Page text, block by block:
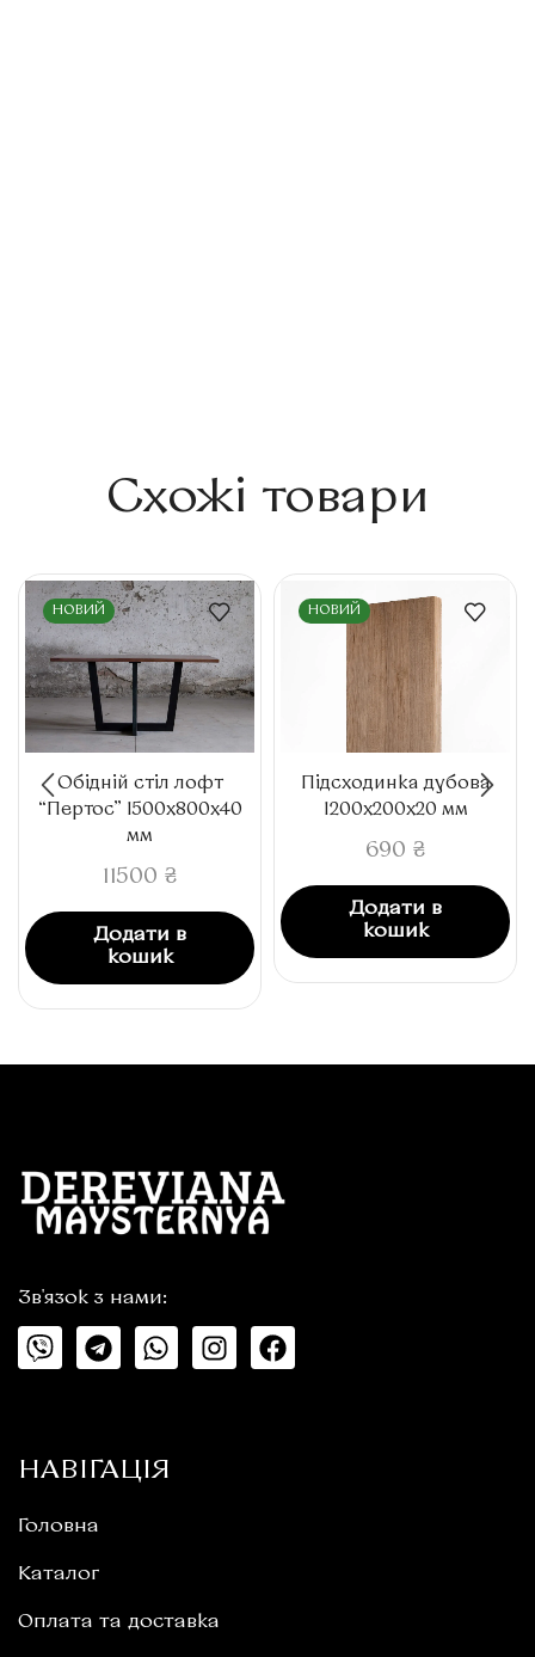
Схожі товари
НОВИЙ
Обідній стіл лофт
“Пертос” 1500x800x40
мм
11500 ₴
Додати в
кошик
НОВИЙ
Підсходинка дубова
1200x200x20 мм
690 ₴
Додати в
кошик
Зв'язок з нами:
НАВІГАЦІЯ
Головна
Каталог
Оплата та доставка